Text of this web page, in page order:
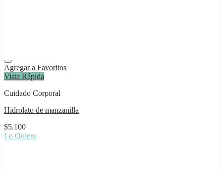
Agregar a Favoritos
Vista Rápida
Cuidado Corporal
Hidrolato de manzanilla
$5.100
Lo Quiero